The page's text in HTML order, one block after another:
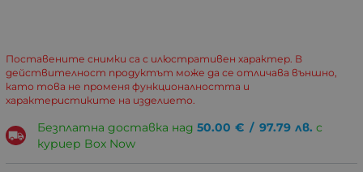
Поставените снимки са с илюстративен характер. В
действителност продуктът може да се отличава външно,
като това не променя функционалността и
характеристиките на изделието.
Безплатна доставка над 50.00 € / 97.79 лв. с
куриер Box Now